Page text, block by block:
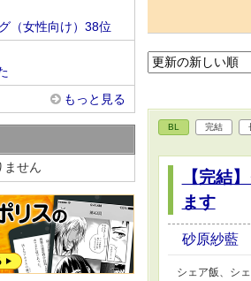
BL 完結
【完結
ます
砂原紗藍
シェア飯、シ
（女性向け）38位
もっと見る
ません